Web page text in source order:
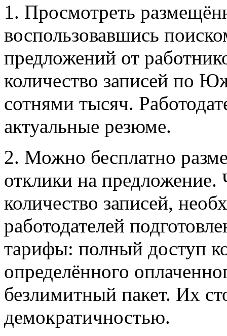
1. Просмотреть
воспользовавшись
предложений от
количество записей по
сотнями тысяч.
актуальные резюме.
2. Можно бесплатно
отклики на
количество записей,
работодателей
тарифы: полный доступ
определённого
безлимитный пакет. Их
демократичностью.